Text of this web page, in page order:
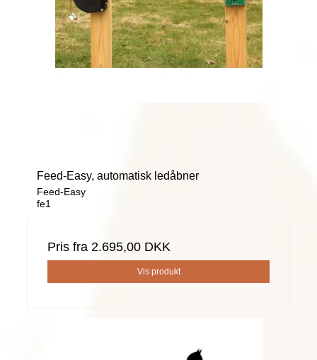
Feed-Easy, automatisk ledåbner
Feed-Easy
fe1
Pris fra 2.695,00 DKK
Vis produkt